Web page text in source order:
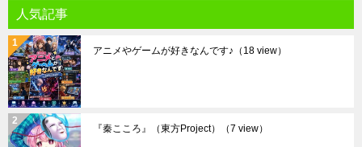
人気記事
アニメやゲームが好きなんです♪ （18 view）
『秦こころ』（東方Project） （7 view）